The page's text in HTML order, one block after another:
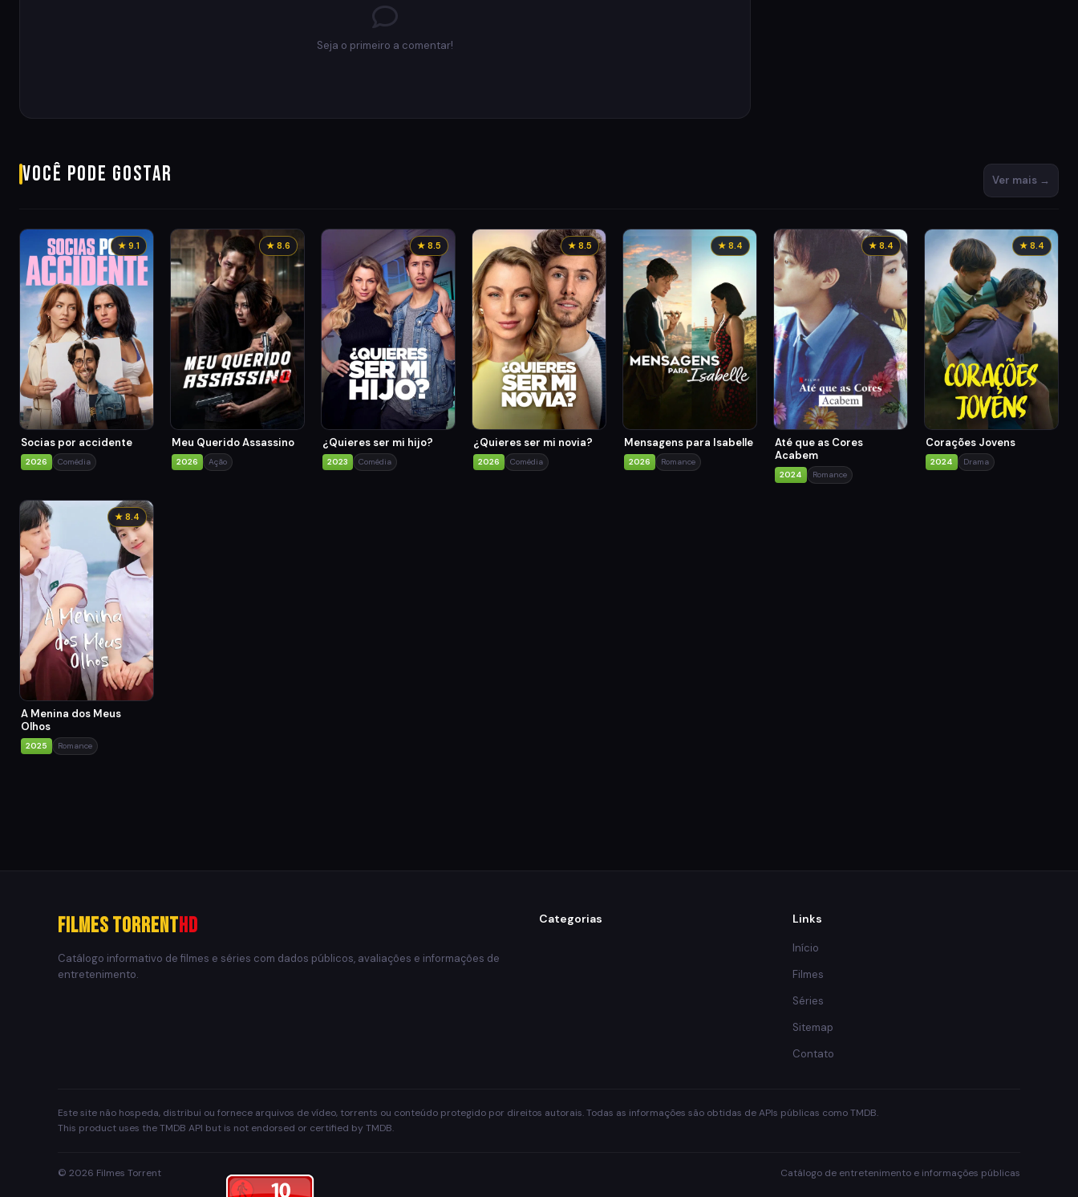
Seja o primeiro a comentar!
Você pode gostar Ver mais →
★ 9.1
Socias por accidente
2026 Comédia
★ 8.6
Meu Querido Assassino
2026 Ação
★ 8.5
¿Quieres ser mi hijo?
2023 Comédia
★ 8.5
¿Quieres ser mi novia?
2026 Comédia
★ 8.4
Mensagens para Isabelle
2026 Romance
★ 8.4
Até que as Cores
Acabem
2024 Romance
★ 8.4
Corações Jovens
2024 Drama
★ 8.4
A Menina dos Meus
Olhos
2025 Romance
Filmes TorrentHD
Catálogo informativo de filmes e séries com dados públicos, avaliações e informações de
entretenimento.
Categorias Links
Início
Filmes
Séries
Sitemap
Contato
Este site não hospeda, distribui ou fornece arquivos de vídeo, torrents ou conteúdo protegido por direitos autorais. Todas as informações são obtidas de APIs públicas como TMDB.
This product uses the TMDB API but is not endorsed or certified by TMDB.
© 2026 Filmes Torrent Catálogo de entretenimento e informações públicas